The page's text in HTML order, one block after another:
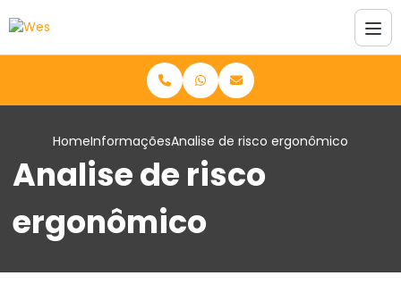
HomeInformaçõesAnalise de risco ergonômico
Analise de risco
ergonômico